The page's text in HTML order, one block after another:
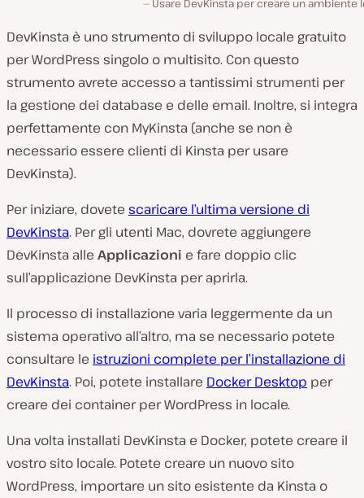
Usare DevKinsta per creare un ambiente
DevKinsta è uno strumento di sviluppo locale gratuito
per WordPress singolo o multisito. Con questo
strumento avrete accesso a tantissimi strumenti per
la gestione dei database e delle email. Inoltre, si integra
perfettamente con MyKinsta (anche se non è
necessario essere clienti di Kinsta per usare
DevKinsta).
Per iniziare, dovete scaricare l’ultima versione di
DevKinsta. Per gli utenti Mac, dovrete aggiungere
DevKinsta alle Applicazioni e fare doppio clic
sull’applicazione DevKinsta per aprirla.
Il processo di installazione varia leggermente da un
sistema operativo all’altro, ma se necessario potete
consultare le istruzioni complete per l’installazione di
DevKinsta. Poi, potete installare Docker Desktop per
creare dei container per WordPress in locale.
Una volta installati DevKinsta e Docker, potete creare il
vostro sito locale. Potete creare un nuovo sito
WordPress, importare un sito esistente da Kinsta o